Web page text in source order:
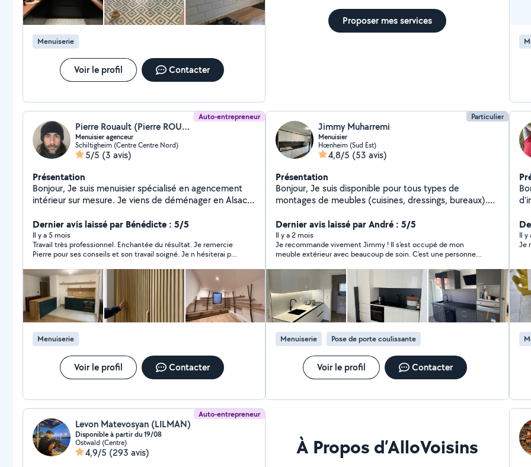
Menuiserie
Voir le profil Contacter
Proposer mes services
Auto-entrepreneur
Pierre Rouault (Pierre ROUAULT)
Menuisier agenceur
Schiltigheim (Centre Centre Nord)
5/5 (3 avis)
Présentation
Bonjour, Je suis menuisier spécialisé en agencement
intérieur sur mesure. Je viens de déménager en Alsace
voisins. Je suis capable de réaliser la
conception/fabrication et la pose de mobilier sur
mesure. Je suis aussi capable de faire du montage de
meuble/réparation de meuble.
Dernier avis laissé par Bénédicte : 5/5
Il y a 5 mois
Travail très professionnel. Enchantée du résultat. Je remercie
Pierre pour ses conseils et son travail soigné. Je n hésiterai pas
Menuiserie
Voir le profil Contacter
Particulier
Jimmy Muharremi
Menuisier
Hœnheim (Sud Est)
4,8/5 (53 avis)
Présentation
Bonjour, Je suis disponible pour tous types de
montages de meubles (cuisines, dressings, bureaux).
si vous avez besoin de gros bras étant véhiculé. Sur
Strasbourg et aux alentours. Cordialement Jimmy
Dernier avis laissé par André : 5/5
Il y a 2 mois
Je recommande vivement Jimmy ! Il s'est occupé de mon
meuble extérieur avec beaucoup de soin. C’est une personne
travail bien fait. Vous pouvez lui faire confiance les yeux fermés.
Menuiserie Pose de porte coulissante
Voir le profil Contacter
Bonjour,
un
Il y
Je
Auto-entrepreneur
Levon Matevosyan (LILMAN)
Disponible à partir du 19/08
Ostwald (Centre)
4,9/5 (293 avis) À Propos d’AlloVoisins